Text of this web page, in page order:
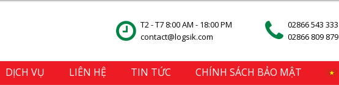
T2 - T7 8:00 AM - 18:00 PM
contact@logsik.com
02866 543 333
02866 809 879
DỊCH VỤ LIÊN HỆ TIN TỨC CHÍNH SÁCH BẢO MẬT